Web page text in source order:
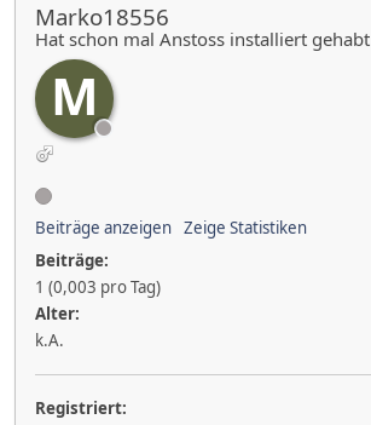
Marko18556
Hat schon mal Anstoss installiert gehabt
M
Beiträge anzeigen Zeige Statistiken
Beiträge:
1 (0,003 pro Tag)
Alter:
k.A.
Registriert: